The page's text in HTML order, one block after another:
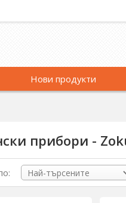
Нови продукти
прибори -